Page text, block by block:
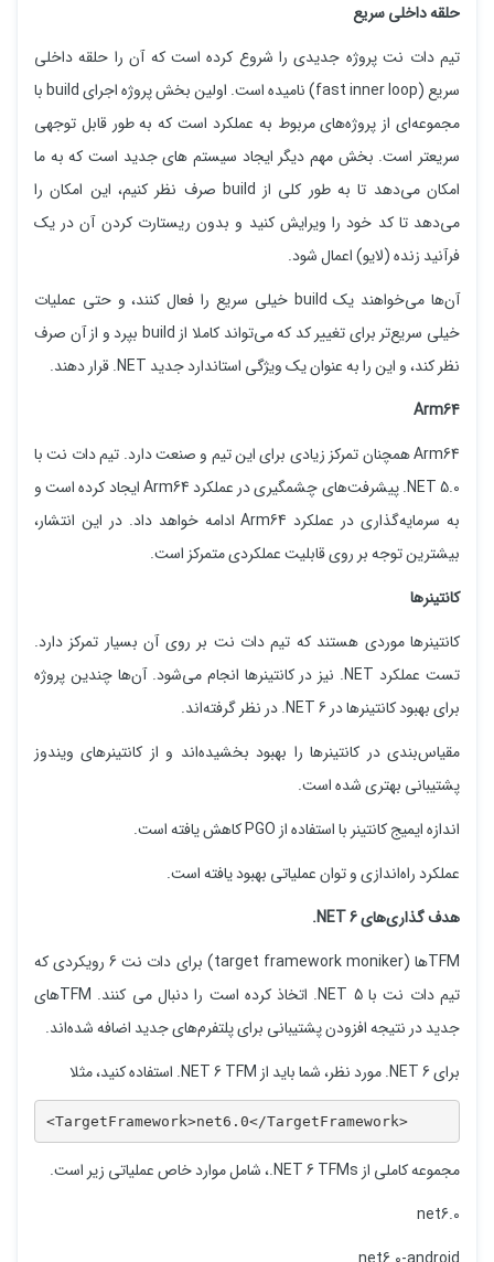
حلقه داخلی سریع
تیم دات نت پروژه جدیدی را شروع کرده است که آن را حلقه داخلی
سریع (fast inner loop) نامیده است. اولین بخش پروژه اجرای build با
مجموعه‌ای از پروژه‌های مربوط به عملکرد است که به طور قابل توجهی
سریعتر است. بخش مهم دیگر ایجاد سیستم های جدید است که به ما
امکان می‌دهد تا به طور کلی از build صرف نظر کنیم، این امکان را
می‌دهد تا کد خود را ویرایش کنید و بدون ریستارت کردن آن در یک
فرآنید زنده (لایو) اعمال شود.
آن‌ها می‌خواهند یک build خیلی سریع را فعال کنند، و حتی عملیات
خیلی سریع‌تر برای تغییر کد که می‌تواند کاملا از build بپرد و از آن صرف
نظر کند، و این را به عنوان یک ویژگی استاندارد جدید NET. قرار دهند.
Arm64
Arm64 همچنان تمرکز زیادی برای این تیم و صنعت دارد. تیم دات نت با
NET 5.0. پیشرفت‌های چشمگیری در عملکرد Arm64 ایجاد کرده است و
به سرمایه‌گذاری در عملکرد Arm64 ادامه خواهد داد. در این انتشار،
بیشترین توجه بر روی قابلیت عملکردی متمرکز است.
کانتینرها
کانتینرها موردی هستند که تیم دات نت بر روی آن بسیار تمرکز دارد.
تست عملکرد NET. نیز در کانتینرها انجام می‌شود. آن‌ها چندین پروژه
برای بهبود کانتینرها در NET 6. در نظر گرفته‌اند.
مقیاس‌بندی در کانتینرها را بهبود بخشیده‌اند و از کانتینرهای ویندوز
پشتیبانی بهتری شده است.
اندازه ایمیج کانتینر با استفاده از PGO کاهش یافته است.
عملکرد راه‌اندازی و توان عملیاتی بهبود یافته است.
هدف گذاری‌های NET 6.
TFMها (target framework moniker) برای دات نت 6 رویکردی که
تیم دات نت با NET 5. اتخاذ کرده‌ است را دنبال می کنند. TFMهای
جدید در نتیجه افزودن پشتیبانی برای پلتفرم‌های جدید اضافه شده‌اند.
برای NET 6. مورد نظر، شما باید از NET 6 TFM. استفاده کنید، مثلا
<TargetFramework>net6.0</TargetFramework>
مجموعه کاملی از NET 6 TFMs.، شامل موارد خاص عملیاتی زیر است.
net6.0